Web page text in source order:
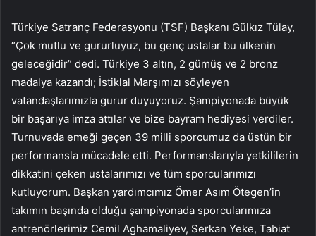
Türkiye Satranç Federasyonu (TSF) Başkanı Gülkız Tülay,
“Çok mutlu ve gururluyuz, bu genç ustalar bu ülkenin
geleceğidir” dedi. Türkiye 3 altın, 2 gümüş ve 2 bronz
madalya kazandı; İstiklal Marşımızı söyleyen
vatandaşlarımızla gurur duyuyoruz. Şampiyonada büyük
bir başarıya imza attılar ve bize bayram hediyesi verdiler.
Turnuvada emeği geçen 39 milli sporcumuz da üstün bir
performansla mücadele etti. Performanslarıyla yetkililerin
dikkatini çeken ustalarımızı ve tüm sporcularımızı
kutluyorum. Başkan yardımcımız Ömer Asım Ötegen’in
takımın başında olduğu şampiyonada sporcularımıza
antrenörlerimiz Cemil Aghamaliyev, Serkan Yeke, Tabiat